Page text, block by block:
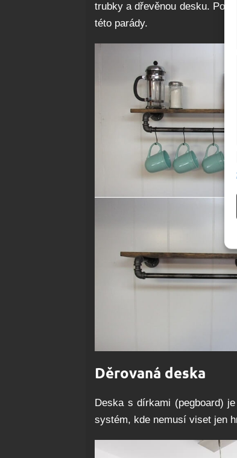
trubky a dřevěnou desku.
této parády.
Děrovaná deska
Deska s dírkami (pegboard)
systém, kde nemusí viset jen